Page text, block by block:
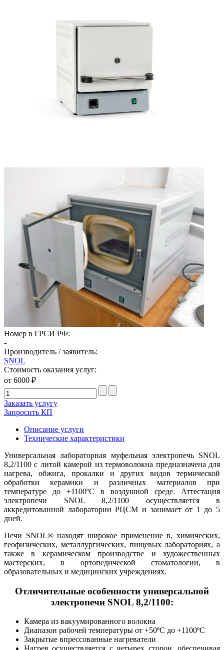
Номер в ГРСИ РФ:
-
Производитель / заявитель:
SNOL
Стоимость оказания услуг:
от 6000 ₽
Заказать услугу
Запросить КП
Описание услуги
Технические характеристики
Универсальная лабораторная муфельная электропечь SNOL
8,2/1100 с литой камерой из термоволокна предназначена для
нагрева, обжига, прокалки и других видов термической
обработки керамики и различных материалов при
температуре до +1100ºC в воздушной среде. Аттестация
электропечи SNOL 8,2/1100 осуществляется в
аккредитованной лаборатории РЦСМ и занимает от 1 до 5
дней.
Печи SNOL® находят широкое применение в, химических,
геофизических, металлургических, пищевых лабораториях, а
также в керамическом производстве и художественных
мастерских, в ортопедической стоматологии, в
образовательных и медицинских учреждениях.
Отличительные особенности универсальной
электропечи SNOL 8,2/1100:
Камера из вакуумированного волокна
Диапазон рабочей температуры от +50ºC до +1100ºC
Закрытые впрессованные нагреватели